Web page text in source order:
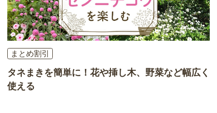
まとめ割引
タネまきを簡単に！花や挿し木、野菜など幅広く
使える